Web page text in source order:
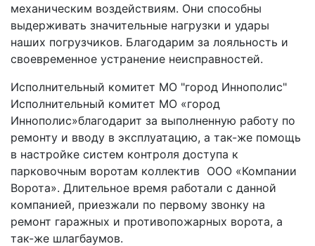
механическим воздействиям. Они способны
выдерживать значительные нагрузки и удары
наших погрузчиков. Благодарим за лояльность и
своевременное устранение неисправностей.
Исполнительный комитет МО "город Иннополис"
Исполнительный комитет МО «город
Иннополис»благодарит за выполненную работу по
ремонту и вводу в эксплуатацию, а так-же помощь
в настройке систем контроля доступа к
парковочным воротам коллектив ООО «Компании
Ворота». Длительное время работали с данной
компанией, приезжали по первому звонку на
ремонт гаражных и противопожарных ворота, а
так-же шлагбаумов.